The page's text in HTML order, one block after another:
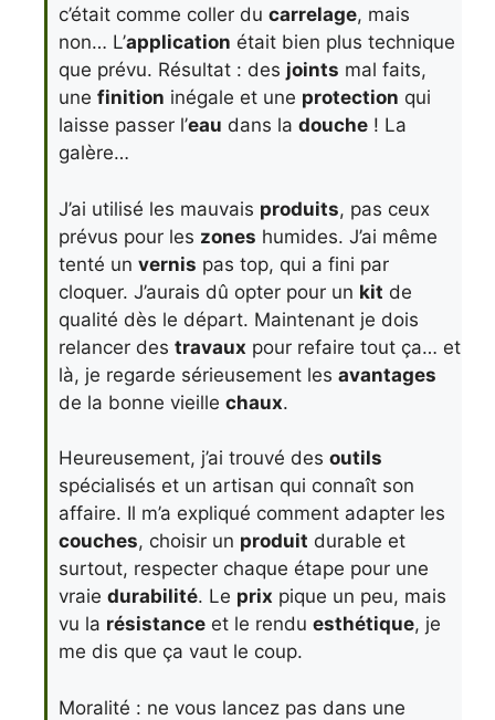
c’était comme coller du carrelage, mais
non… L’application était bien plus technique
que prévu. Résultat : des joints mal faits,
une finition inégale et une protection qui
laisse passer l’eau dans la douche ! La
galère…
J’ai utilisé les mauvais produits, pas ceux
prévus pour les zones humides. J’ai même
tenté un vernis pas top, qui a fini par
cloquer. J’aurais dû opter pour un kit de
qualité dès le départ. Maintenant je dois
relancer des travaux pour refaire tout ça… et
là, je regarde sérieusement les avantages
de la bonne vieille chaux.
Heureusement, j’ai trouvé des outils
spécialisés et un artisan qui connaît son
affaire. Il m’a expliqué comment adapter les
couches, choisir un produit durable et
surtout, respecter chaque étape pour une
vraie durabilité. Le prix pique un peu, mais
vu la résistance et le rendu esthétique, je
me dis que ça vaut le coup.
Moralité : ne vous lancez pas dans une